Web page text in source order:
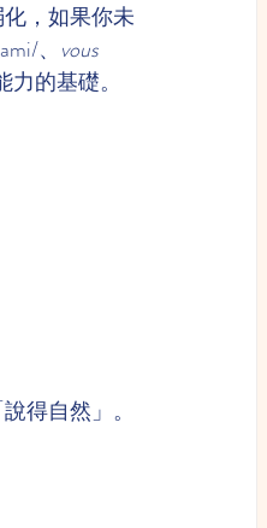
，如果你未
、 vous
的基礎。
得自然」。